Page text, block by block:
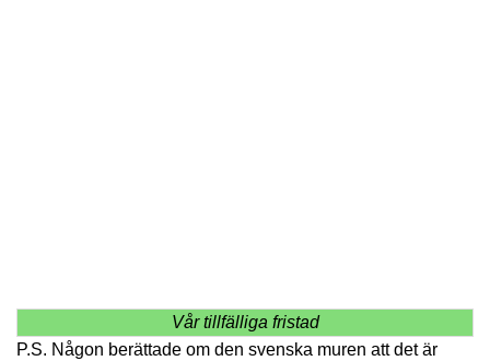
Vår tillfälliga fristad
P.S. Någon berättade om den svenska muren att det är